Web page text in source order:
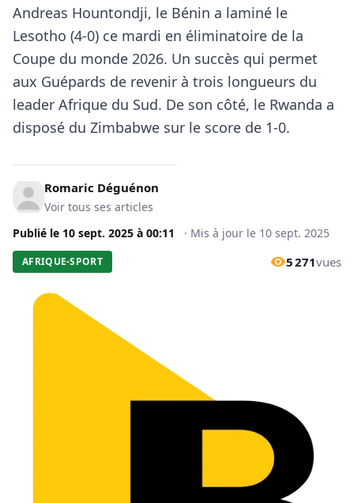
Andreas Hountondji, le Bénin a laminé le
Lesotho (4-0) ce mardi en éliminatoire de la
Coupe du monde 2026. Un succès qui permet
aux Guépards de revenir à trois longueurs du
leader Afrique du Sud. De son côté, le Rwanda a
disposé du Zimbabwe sur le score de 1-0.
Romaric Déguénon
Voir tous ses articles
Publié le 10 sept. 2025 à 00:11 · Mis à jour le 10 sept. 2025
AFRIQUE-SPORT 5 271vues